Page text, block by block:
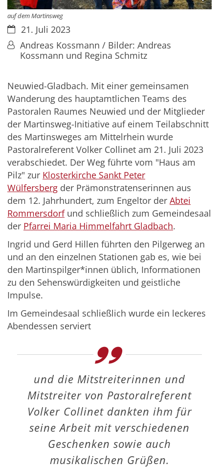
auf dem Martinsweg
Datum:21. Juli 2023
Von:Andreas Kossmann / Bilder: Andreas
Kossmann und Regina Schmitz
Neuwied-Gladbach. Mit einer gemeinsamen
Wanderung des hauptamtlichen Teams des
Pastoralen Raumes Neuwied und der Mitglieder
der Martinsweg-Initiative auf einem Teilabschnitt
des Martinsweges am Mittelrhein wurde
Pastoralreferent Volker Collinet am 21. Juli 2023
verabschiedet. Der Weg führte vom "Haus am
Pilz" zur Klosterkirche Sankt Peter
Wülfersberg der Prämonstratenserinnen aus
dem 12. Jahrhundert, zum Engeltor der Abtei
Rommersdorfund schließlich zum Gemeindesaal
der Pfarrei Maria Himmelfahrt Gladbach.
Ingrid und Gerd Hillen führten den Pilgerweg an
und an den einzelnen Stationen gab es, wie bei
den Martinspilger*innen üblich, Informationen
zu den Sehenswürdigkeiten und geistliche
Impulse.
Im Gemeindesaal schließlich wurde ein leckeres
Abendessen serviert
und die Mitstreiterinnen und
Mitstreiter von Pastoralreferent
Volker Collinet dankten ihm für
seine Arbeit mit verschiedenen
Geschenken sowie auch
musikalischen Grüßen.